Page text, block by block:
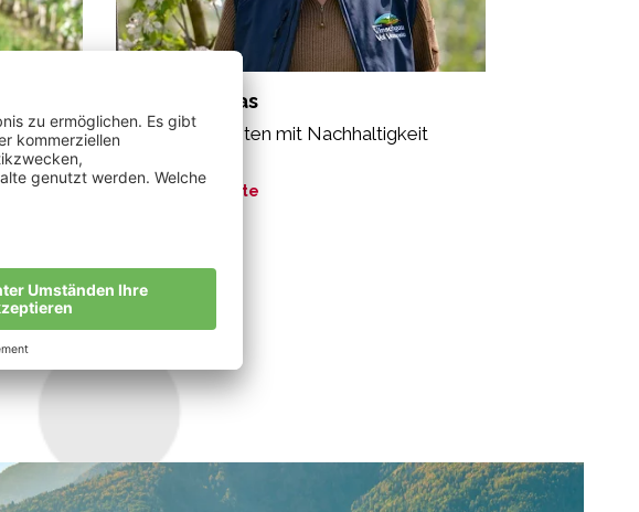
Prantl Thomas
“Unseren Planeten mit Nachhaltigkeit
Meine Geschichte